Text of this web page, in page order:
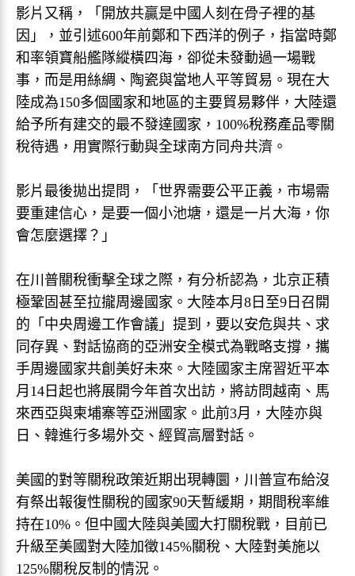
影片又稱，「開放共贏是中國人刻在骨子裡的基
因」，並引述600年前鄭和下西洋的例子，指當時鄭
和率領寶船艦隊縱橫四海，卻從未發動過一場戰
事，而是用絲綢、陶瓷與當地人平等貿易。現在大
陸成為150多個國家和地區的主要貿易夥伴，大陸還
給予所有建交的最不發達國家，100%稅務產品零關
稅待遇，用實際行動與全球南方同舟共濟。
影片最後拋出提問，「世界需要公平正義，市場需
要重建信心，是要一個小池塘，還是一片大海，你
會怎麼選擇？」
在川普關稅衝擊全球之際，有分析認為，北京正積
極鞏固甚至拉攏周邊國家。大陸本月8日至9日召開
的「中央周邊工作會議」提到，要以安危與共、求
同存異、對話協商的亞洲安全模式為戰略支撐，攜
手周邊國家共創美好未來。大陸國家主席習近平本
月14日起也將展開今年首次出訪，將訪問越南、馬
來西亞與柬埔寨等亞洲國家。此前3月，大陸亦與
日、韓進行多場外交、經貿高層對話。
美國的對等關稅政策近期出現轉圜，川普宣布給沒
有祭出報復性關稅的國家90天暫緩期，期間稅率維
持在10%。但中國大陸與美國大打關稅戰，目前已
升級至美國對大陸加徵145%關稅、大陸對美施以
125%關稅反制的情況。